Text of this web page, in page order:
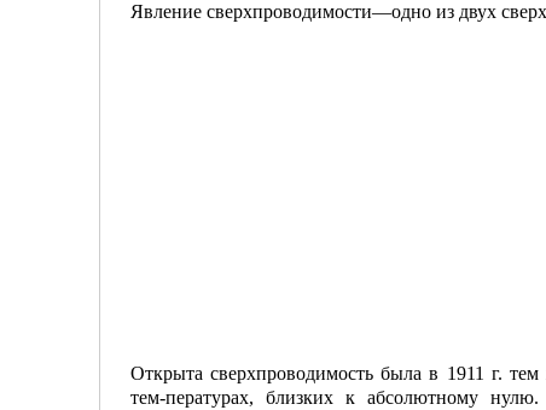
Явление сверхпроводимости—одно из двух
Открыта сверхпроводимость была в 1911 г.
тем-ператуpax, близких к абсолютному